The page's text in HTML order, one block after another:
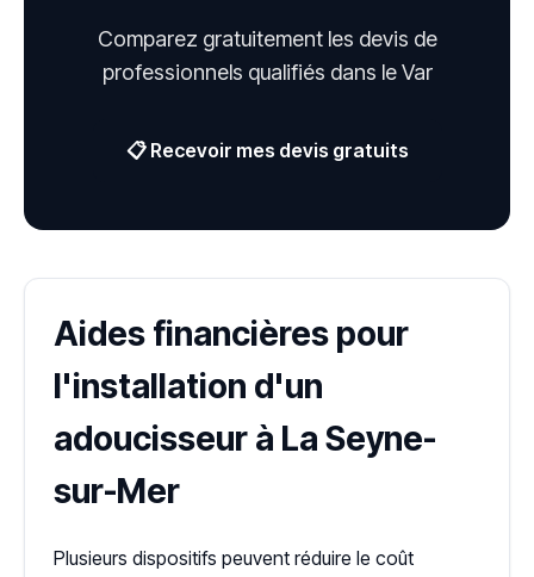
Comparez gratuitement les devis de
professionnels qualifiés dans le Var
📋 Recevoir mes devis gratuits
Aides financières pour
l'installation d'un
adoucisseur à La Seyne-
sur-Mer
Plusieurs dispositifs peuvent réduire le coût